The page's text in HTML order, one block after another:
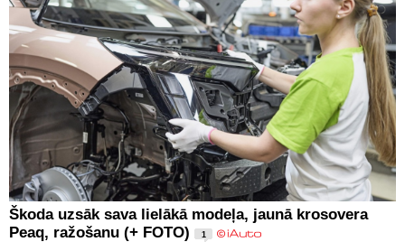
Škoda uzsāk sava lielākā modeļa, jaunā krosovera
Peaq, ražošanu (+ FOTO)
1